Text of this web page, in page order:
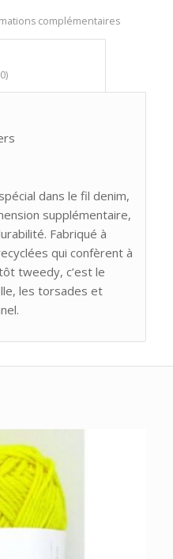
Informations
						Avis (0)
dans le fil denim,
supplémentaire,
Fabriqué à
qui confèrent à
tweedy, c’est le
les torsades et